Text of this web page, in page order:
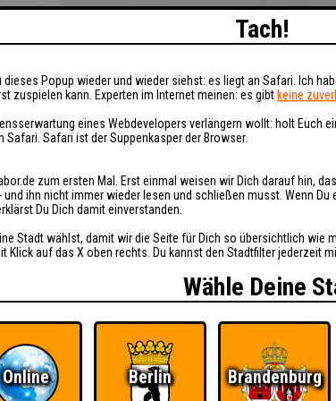
Tach!
dieses Popup wieder und wieder siehst: es liegt an Safari. Ich
zuspielen kann. Experten im Internet meinen: es gibt keine
eines Webdevelopers verlängern wollt: holt Euch
Safari. Safari ist der Suppenkasper der Browser.
zum ersten Mal. Erst einmal weisen wir Dich darauf hin,
und ihn nicht immer wieder lesen und schließen musst. Wenn
Du Dich damit einverstanden.
Stadt wählst, damit wir die Seite für Dich so übersichtlich wie
Klick auf das X oben rechts. Du kannst den Stadtfilter jederzeit
Wähle Deine
Online Berlin Brandenburg